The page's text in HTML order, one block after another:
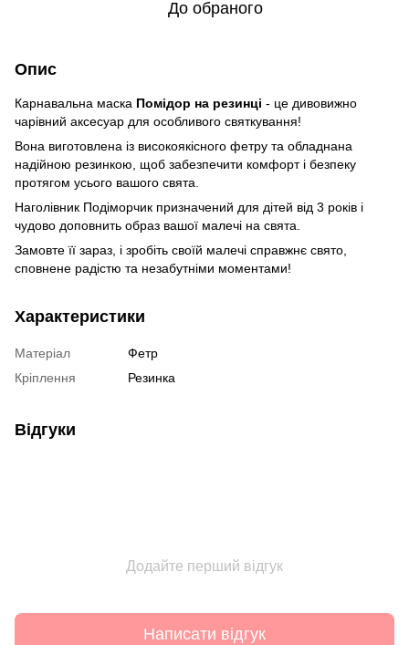
До обраного
Опис
Карнавальна маска Помідор на резинці - це дивовижно
чарівний аксесуар для особливого святкування!
Вона виготовлена із високоякісного фетру та обладнана
надійною резинкою, щоб забезпечити комфорт і безпеку
протягом усього вашого свята.
Наголівник Подіморчик призначений для дітей від 3 років і
чудово доповнить образ вашої малечі на свята.
Замовте її зараз, і зробіть своїй малечі справжнє свято,
сповнене радістю та незабутніми моментами!
Характеристики
Матеріал
Фетр
Кріплення
Резинка
Відгуки
Додайте перший відгук
Написати відгук